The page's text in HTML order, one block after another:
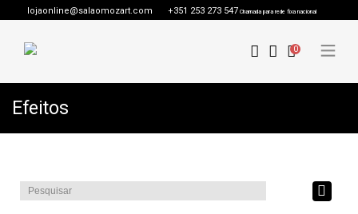
lojaonline@salaomozart.com +351 253 273 547 Chamada para rede fixa nacional
0
Efeitos